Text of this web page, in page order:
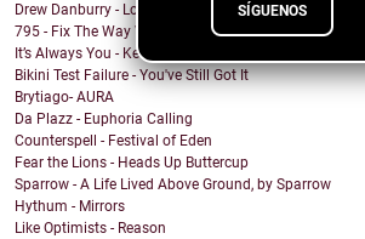
SÍGUENOS
Drew Danburry - Love
795 - Fix The Way We Were
It’s Always You - Keep My Head Above Water
Bikini Test Failure - You've Still Got It
Brytiago- AURA
Da Plazz - Euphoria Calling
Counterspell - Festival of Eden
Fear the Lions - Heads Up Buttercup
Sparrow - A Life Lived Above Ground, by Sparrow
Hythum - Mirrors
Like Optimists - Reason